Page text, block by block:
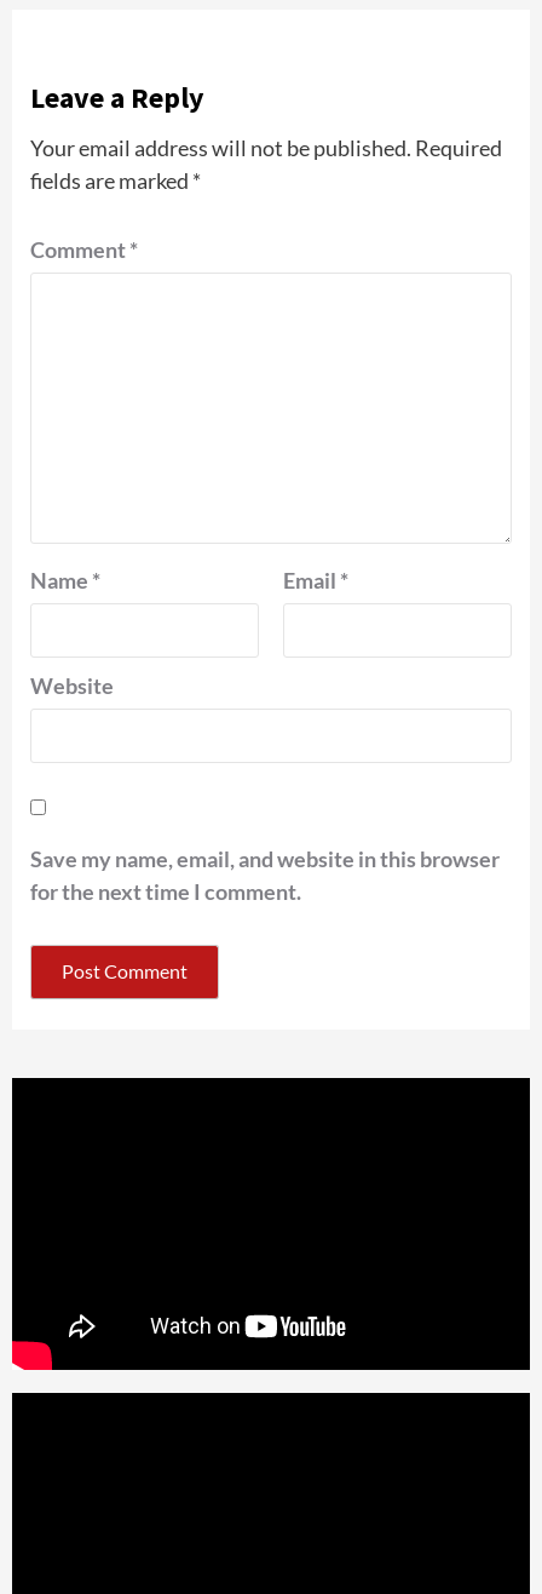
Leave a Reply
Your email address will not be published. Required
fields are marked *
Comment*
Name * Email *
Website
Save my name, email, and website in this browser
for the next time I comment.